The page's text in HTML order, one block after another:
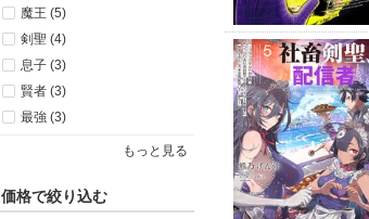
魔王 (5)
剣聖 (4)
息子 (3)
賢者 (3)
最強 (3)
もっと見る
価格で絞り込む